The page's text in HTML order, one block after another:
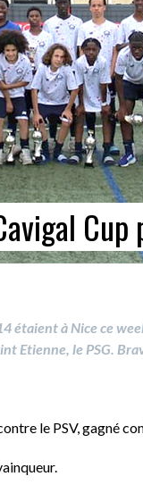
Cup
étaient à Nice ce
Etienne, le PSG.
le PSV, gagné